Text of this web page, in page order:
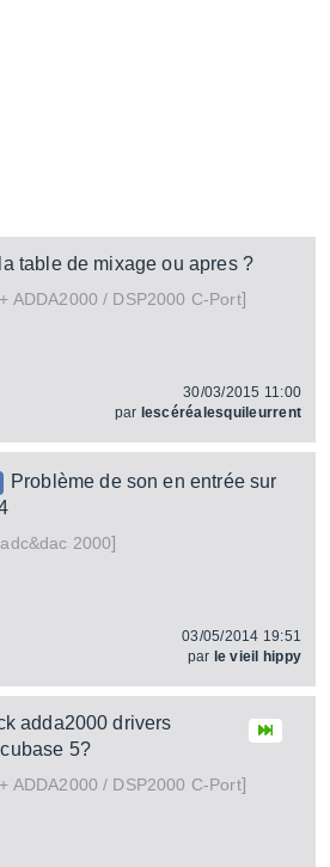
table de mixage ou apres ?
ADDA2000 / DSP2000 C-Port]
30/03/2015 11:00
par lescéréalesquileurrent
Problème de son en entrée sur
2000]
03/05/2014 19:51
par le vieil hippy
adda2000 drivers
5?
ADDA2000 / DSP2000 C-Port]